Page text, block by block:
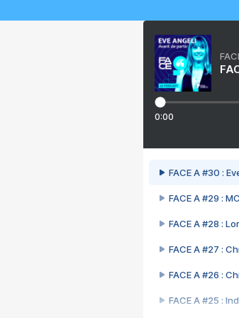
0:00
FACE A #30 :
FACE A #29 :
FACE A #28 :
FACE A #27 :
FACE A #26 :
FACE A #25 :